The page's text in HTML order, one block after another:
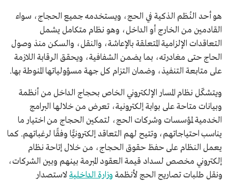
هو أحد النُظم الذكية في الحج، ويستخدمه جميع الحجاج، سواء
القادمين من الخارج أو الداخل، وهو نظام متكامل يشمل
التعاقدات الإلزامية المتعلقة بالإعاشة، والنقل، والسكن منذ وصول
الحاج حتى مغادرته، بما يضمن الشفافية، ويحقق الرقابة اللازمة
على متابعة التنفيذ، وضمان التزام كل جهة مسؤولياتها المنوطة بها.
ويتشكّل نظام المسار الإلكتروني الخاص بحجاج الداخل من أنظمة
وبيانات متاحة على بوابة إلكترونية، تعرض من خلالها البرامج
الخدمية لمؤسسات وشركات الحج، لتمكين الحجاج من اختيار ما
يناسب احتياجاتهم، وتتيح لهم التعاقد إلكترونيًّا وفقًا لرغباتهم. كما
يعمل النظام على حفظ حقوق الحجاج، من خلال إتاحة نظام
إلكتروني مخصص لسداد قيمة العقود المبرمة بينهم وبين الشركات،
ونقل طلبات تصاريح الحج لأنظمة وزارة الداخليةلاستصدار